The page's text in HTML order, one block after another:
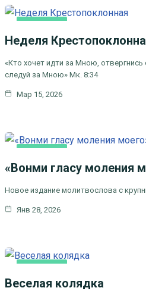
Неделя
«Кто хочет идти за Мною, отвергнись
следуй за Мною» Мк. 8:34
Мар 15, 2026
«Вонми гласу моления
Новое издание молитвослова с
Янв 28, 2026
Веселая колядка